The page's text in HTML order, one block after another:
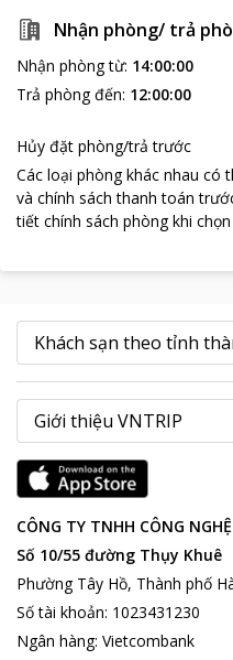
Nhận phòng/ trả
Nhận phòng từ: 14:00:00
Trả phòng đến: 12:00:00
Hủy đặt phòng/trả trước
Các loại phòng khác nhau có
và chính sách thanh toán
tiết chính sách phòng khi
CÔNG TY TNHH CÔNG
Số 10/55 đường Thụy Khuê
Phường Tây Hồ, Thành phố
Số tài khoản: 1023431230
Ngân hàng: Vietcombank